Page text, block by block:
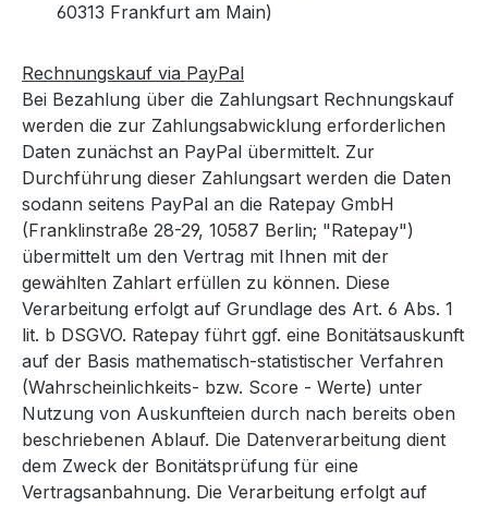
60313 Frankfurt am Main)
Rechnungskauf via PayPal
Bei Bezahlung über die Zahlungsart Rechnungskauf
werden die zur Zahlungsabwicklung erforderlichen
Daten zunächst an PayPal übermittelt. Zur
Durchführung dieser Zahlungsart werden die Daten
sodann seitens PayPal an die Ratepay GmbH
(Franklinstraße 28-29, 10587 Berlin; "Ratepay")
übermittelt um den Vertrag mit Ihnen mit der
gewählten Zahlart erfüllen zu können. Diese
Verarbeitung erfolgt auf Grundlage des Art. 6 Abs. 1
lit. b DSGVO. Ratepay führt ggf. eine Bonitätsauskunft
auf der Basis mathematisch-statistischer Verfahren
(Wahrscheinlichkeits- bzw. Score - Werte) unter
Nutzung von Auskunfteien durch nach bereits oben
beschriebenen Ablauf. Die Datenverarbeitung dient
dem Zweck der Bonitätsprüfung für eine
Vertragsanbahnung. Die Verarbeitung erfolgt auf